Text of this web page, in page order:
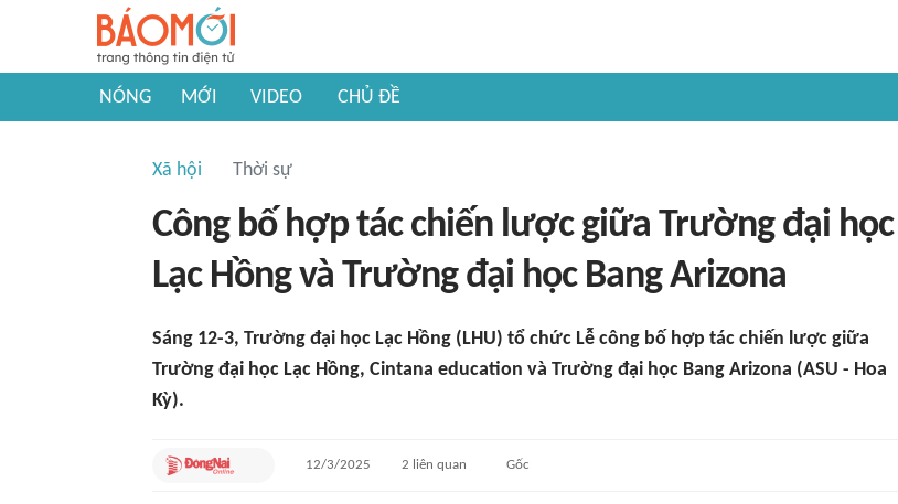
NÓNG MỚI VIDEO CHỦ ĐỀ
Xã hội Thời sự
Công bố hợp tác chiến lược giữa Trường đại học
Lạc Hồng và Trường đại học Bang Arizona
Sáng 12-3, Trường đại học Lạc Hồng (LHU) tổ chức Lễ công bố hợp tác chiến lược giữa
Trường đại học Lạc Hồng, Cintana education và Trường đại học Bang Arizona (ASU - Hoa
Kỳ).
12/3/2025 2 liên quan Gốc